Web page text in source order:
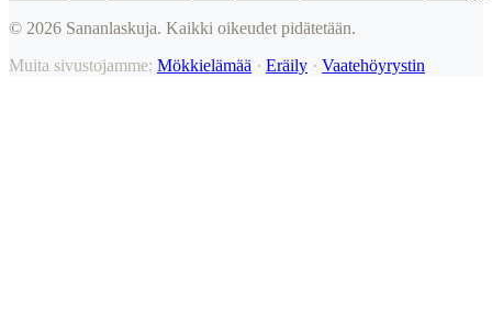
© 2026 Sananlaskuja. Kaikki oikeudet pidätetään.
Muita sivustojamme: Mökkielämää · Eräily · Vaatehöyrystin